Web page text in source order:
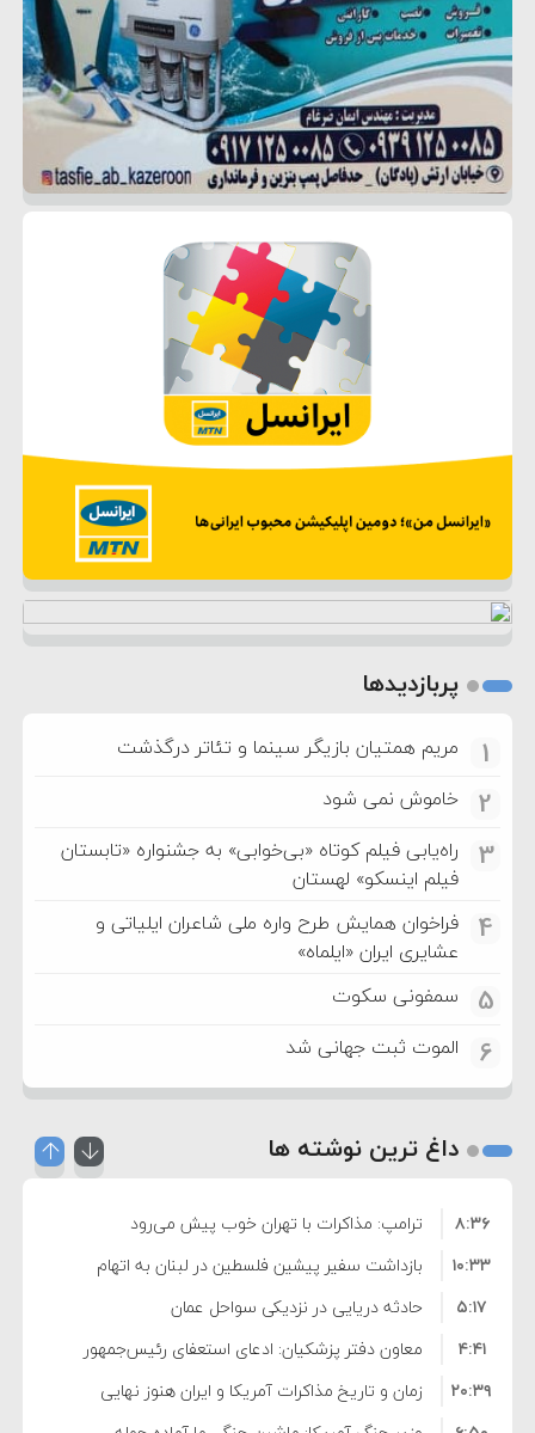
پربازدیدها
1 مریم همتیان بازیگر سینما و تئاتر درگذشت
2 خاموش نمی شود
3
راه‌یابی فیلم کوتاه «بی‌خوابی» به جشنواره «تابستان
فیلم اینسکو» لهستان
4
فراخوان همایش طرح واره ملی شاعران ایلیاتی و
عشایری ایران «ایلماه»
5 سمفونی سکوت
6 الموت ثبت جهانی شد
داغ ترین نوشته ها
ترامپ: مذاکرات با تهران خوب پیش می‌رود
۸:۳۶
بازداشت سفیر پیشین فلسطین در لبنان به اتهام
فساد و اختلاس اموال
۱۰:۳۳
حادثه دریایی در نزدیکی سواحل عمان
۵:۱۷
معاون دفتر پزشکیان: ادعای استعفای رئیس‌جمهور
واهی و کذب محض است
۴:۴۱
زمان و تاریخ مذاکرات آمریکا و ایران هنوز نهایی
۲۰:۳۹